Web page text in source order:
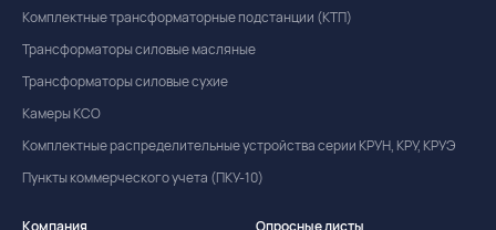
Комплектные трансформаторные подстанции (КТП)
Трансформаторы силовые масляные
Трансформаторы силовые сухие
Камеры КСО
Комплектные распределительные устройства серии КРУН, КРУ, КРУЭ
Пункты коммерческого учета (ПКУ-10)